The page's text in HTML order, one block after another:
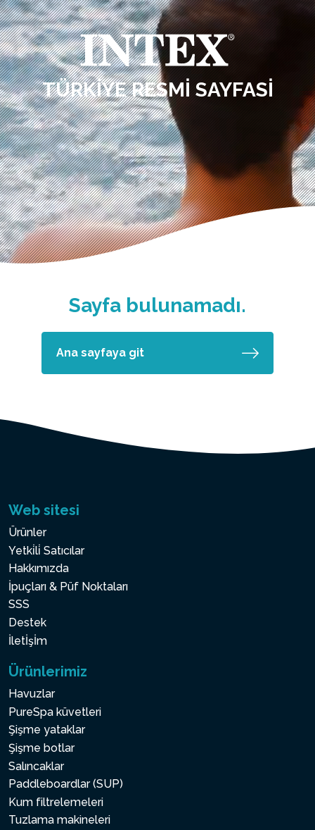
TÜRKIYE RESMI SAYFASI
Sayfa bulunamadı.
Ana sayfaya git
Web sitesi
Ürünler
Yetki̇li̇ Satıcılar
Hakkımızda
İpuçları & Püf Noktaları
SSS
Destek
İletİşİm
Ürünlerimiz
Havuzlar
PureSpa küvetleri
Şişme yataklar
Şişme botlar
Salıncaklar
Paddleboardlar (SUP)
Kum filtrelemeleri
Tuzlama makineleri